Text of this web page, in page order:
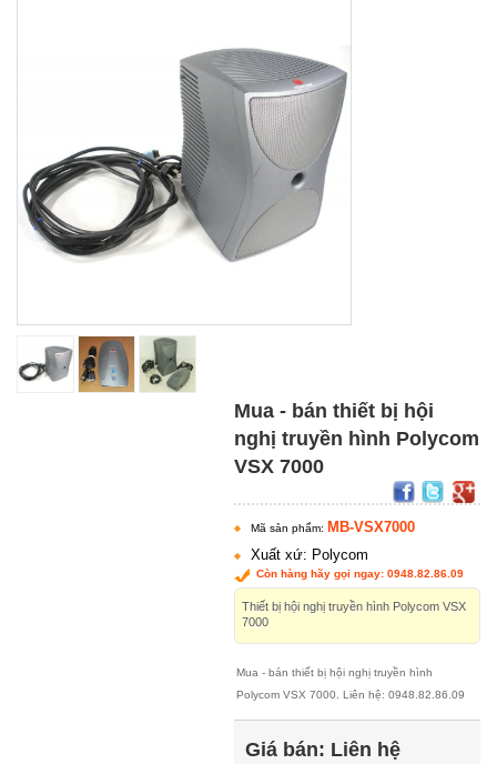
Mua - bán thiết bị hội
nghị truyền hình Polycom
VSX 7000
Mã sản phẩm: MB-VSX7000
Xuất xứ: Polycom
Còn hàng hãy gọi ngay: 0948.82.86.09
Thiết bị hội nghị truyền hình Polycom VSX
7000
Mua - bán thiết bị hội nghị truyền hình
Polycom VSX 7000. Liên hệ: 0948.82.86.09
Giá bán: Liên hệ